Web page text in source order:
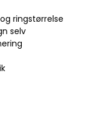
ringstørrelse
selv